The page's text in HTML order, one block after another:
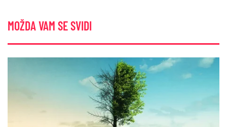
MOŽDA VAM SE SVIDI